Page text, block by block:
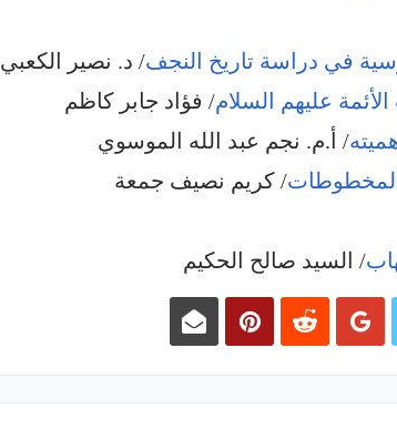
في دراسة تاريخ النجف/ د. نصير الكعبي
عليهم السلام/ فؤاد جابر كاظم
/ أ.م. نجم عبد الله الموسوي
المخطوطات/ كريم نصيف جمعة
/ السيد صالح الحكيم